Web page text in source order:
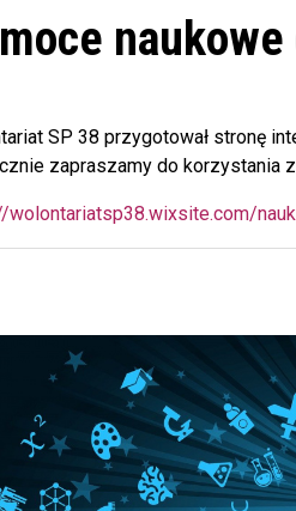
SP 38 przygotował stronę
zapraszamy do korzystania
wolontariatsp38.wixsite.com/